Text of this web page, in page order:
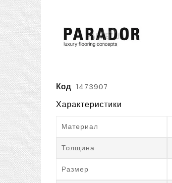
Код 1473907
Характеристики
Материал
Толщина
Размер